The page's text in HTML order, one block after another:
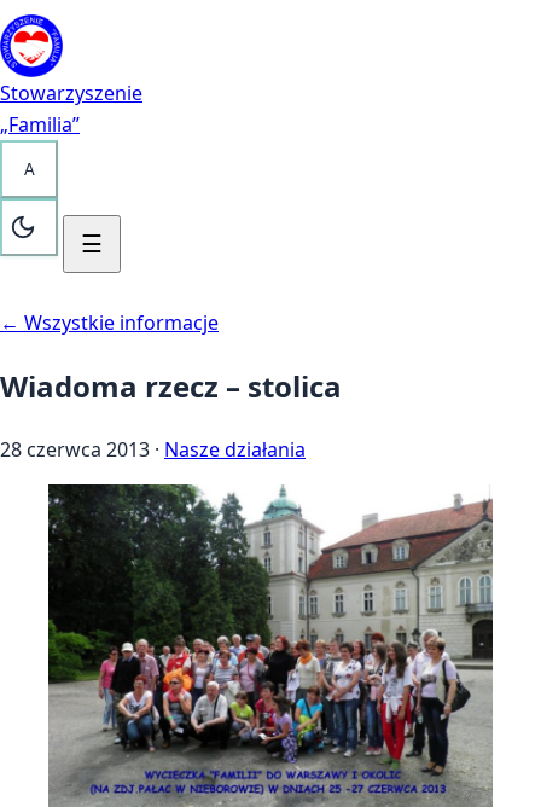
Przejdź do treści
Kontakt
Stowarzyszenie
„Familia”
A
☰
← Wszystkie informacje
Wiadoma rzecz – stolica
28 czerwca 2013 · Nasze działania